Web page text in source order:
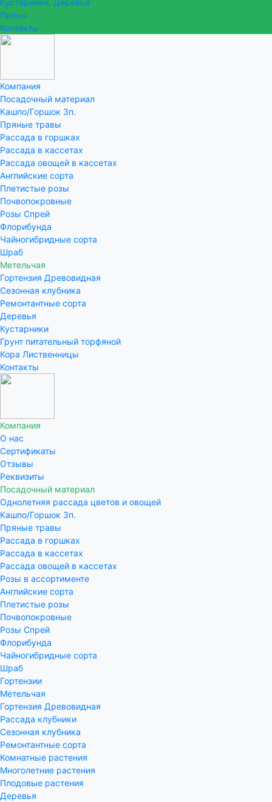
Кустарники, Деревья
Пионы
Контакты
Компания
Посадочный материал
Кашпо/Горшок 3п.
Пряные травы
Рассада в горшках
Рассада в кассетах
Рассада овощей в кассетах
Английские сорта
Плетистые розы
Почвопокровные
Розы Спрей
Флорибунда
Чайногибридные сорта
Шраб
Метельчая
Гортензия Древовидная
Сезонная клубника
Ремонтантные сорта
Деревья
Кустарники
Грунт питательный торфяной
Кора Лиственницы
Контакты
Компания
О нас
Сертификаты
Отзывы
Реквизиты
Посадочный материал
Однолетняя рассада цветов и овощей
Кашпо/Горшок 3п.
Пряные травы
Рассада в горшках
Рассада в кассетах
Рассада овощей в кассетах
Розы в ассортименте
Английские сорта
Плетистые розы
Почвопокровные
Розы Спрей
Флорибунда
Чайногибридные сорта
Шраб
Гортензии
Метельчая
Гортензия Древовидная
Рассада клубники
Сезонная клубника
Ремонтантные сорта
Комнатные растения
Многолетние растения
Плодовые растения
Деревья